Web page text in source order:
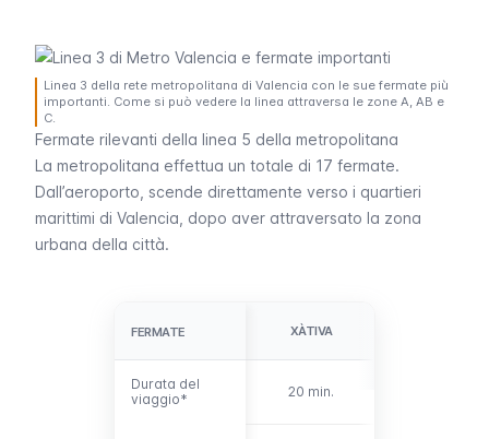
Linea 3 della rete metropolitana di Valencia con le sue fermate più
importanti. Come si può vedere la linea attraversa le zone A, AB e
C.
Fermate rilevanti della linea 5 della metropolitana
La metropolitana effettua un totale di 17 fermate.
Dall’aeroporto, scende direttamente verso i quartieri
marittimi di Valencia, dopo aver attraversato la zona
urbana della città.
FERMATE
Durata del
viaggio*
FERMATE XÀTIVA
Durata del
viaggio*
20 min.